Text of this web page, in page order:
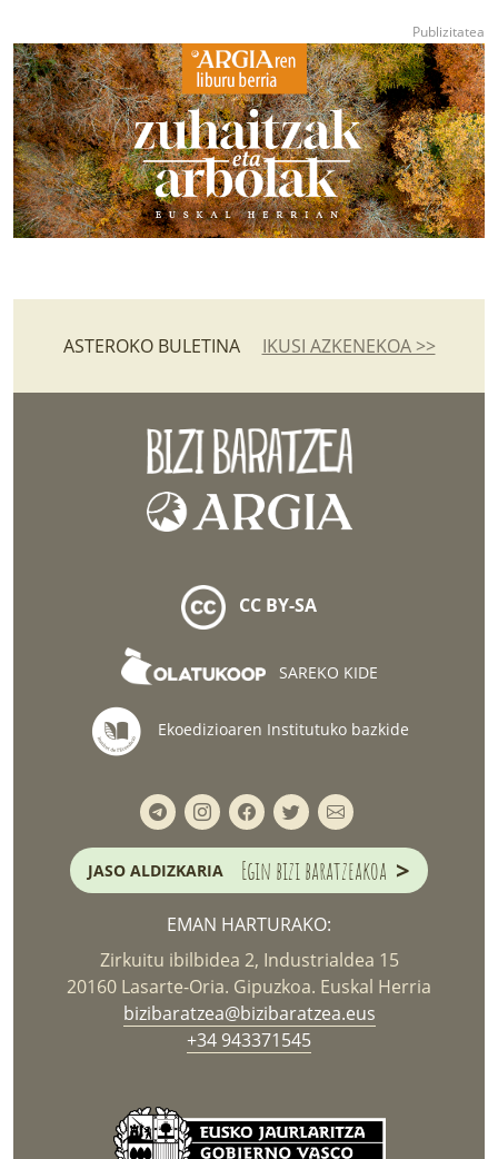
ASTEROKO BULETINA IKUSI AZKENEKOA >>
CC BY-SA
SAREKO KIDE
Ekoedizioaren Institutuko bazkide
JASO ALDIZKARIA Egin bizi baratzeakoa >
EMAN HARTURAKO:
Zirkuitu ibilbidea 2, Industrialdea 15
20160 Lasarte-Oria. Gipuzkoa. Euskal Herria
bizibaratzea@bizibaratzea.eus
+34 943371545